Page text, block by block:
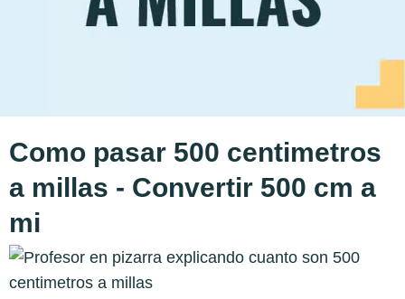
Como pasar 500 centimetros
a millas - Convertir 500 cm a
mi